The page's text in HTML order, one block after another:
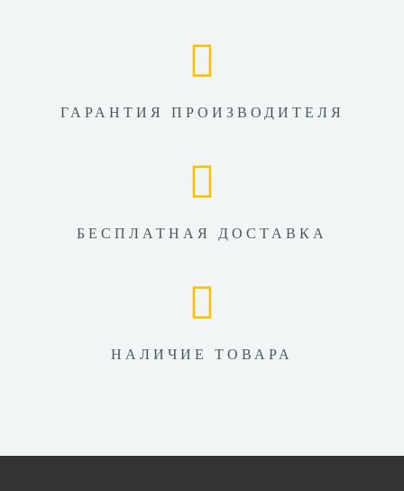
ГАРАНТИЯ ПРОИЗВОДИТЕЛЯ
БЕСПЛАТНАЯ ДОСТАВКА
НАЛИЧИЕ ТОВАРА